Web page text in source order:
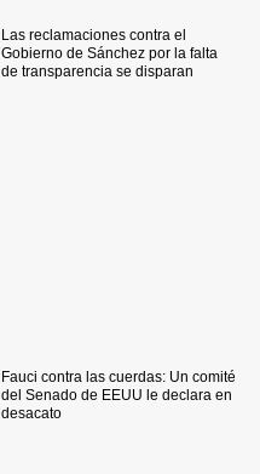
Las reclamaciones contra el
Gobierno de Sánchez por la falta
de transparencia se disparan
Fauci contra las cuerdas: Un comité
del Senado de EEUU le declara en
desacato